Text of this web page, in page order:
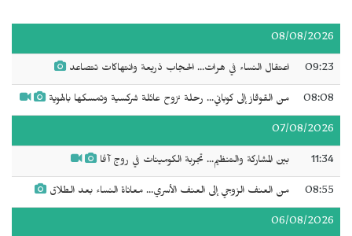
08/08/2026
09:23 اعتقال النساء في هرات... الحجاب ذريعة وانتهاكات تتصاعد
08:08 من القوقاز إلى كوباني... رحلة نزوح عائلة شركسية وتمسكها بالهوية
07/08/2026
11:34 بين المشاركة والتنظيم... تجربة الكومينات في روج آفا
08:55 من العنف الزوجي إلى العنف الأسري... معاناة النساء بعد الطلاق
06/08/2026